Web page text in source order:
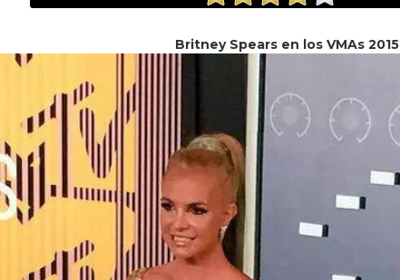
Britney Spears en los VMAs 2015